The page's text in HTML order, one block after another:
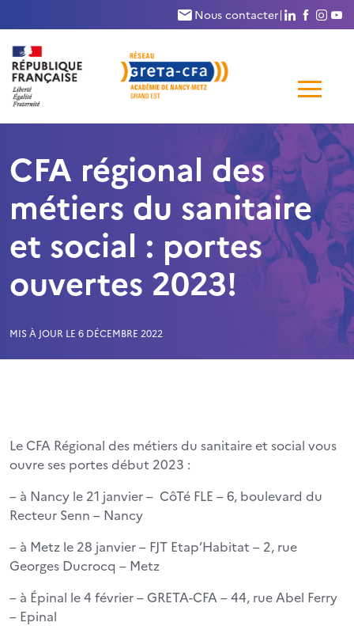
Nous contacter| NousNous
de
CFA régional des
métiers du sanitaire
et social : portes
ouvertes 2023!
MIS À JOUR LE 6 DÉCEMBRE 2022
Le CFA Régional des métiers du sanitaire et social vous
ouvre ses portes début 2023 :
– à Nancy le 21 janvier – CôTé FLE – 6, boulevard du
Recteur Senn – Nancy
– à Metz le 28 janvier – FJT Etap’Habitat – 2, rue
Georges Ducrocq – Metz
– à Épinal le 4 février – GRETA-CFA – 44, rue Abel Ferry
– Epinal